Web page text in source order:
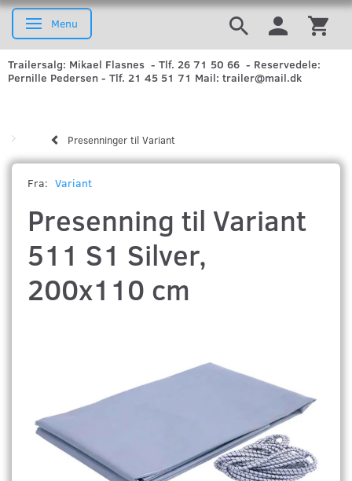
Skifte navigation
Menu
Trailersalg: Mikael Flasnes - Tlf. 26 71 50 66 - Reservedele:
Pernille Pedersen - Tlf. 21 45 51 71 Mail: trailer@mail.dk
Presenninger til Variant
Fra: Variant
Presenning til Variant
511 S1 Silver,
200x110 cm